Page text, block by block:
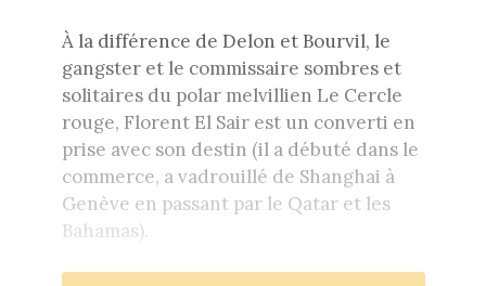
À la différence de Delon et Bourvil, le
gangster et le commissaire sombres et
solitaires du polar melvillien Le Cercle
rouge, Florent El Sair est un converti en
prise avec son destin (il a débuté dans le
commerce, a vadrouillé de Shanghai à
Genève en passant par le Qatar et les
Bahamas).